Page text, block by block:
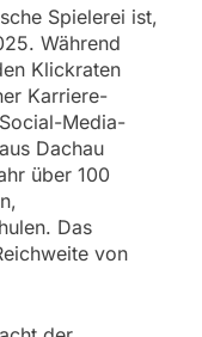
Spielerei ist,
Während
Klickraten
Karriere-
Media-
Dachau
über 100
Das
von